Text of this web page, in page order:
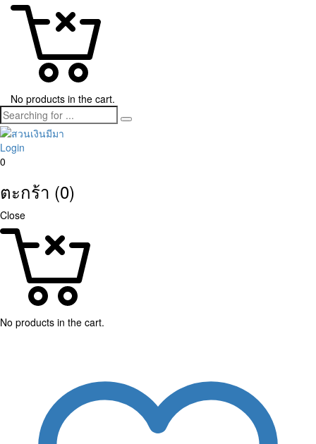
No products in the cart.
Login
0
ตะกร้า (0)
Close
No products in the cart.